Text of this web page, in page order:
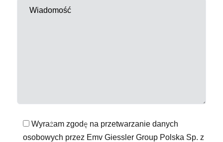
Wyrażam zgodę na przetwarzanie danych
osobowych przez Emv Giessler Group Polska Sp. z